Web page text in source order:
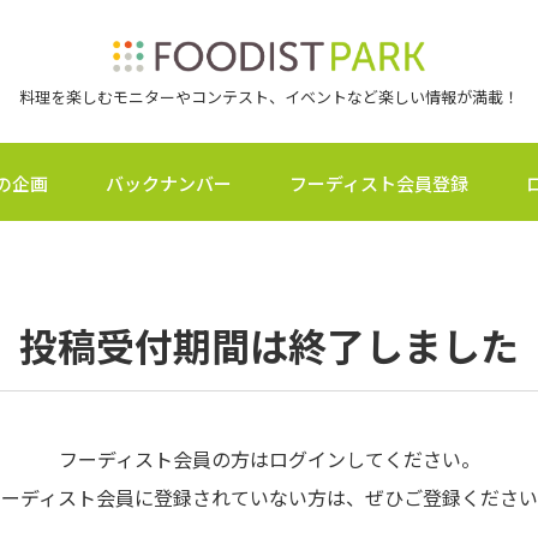
料理を楽しむモニターやコンテスト、イベントなど楽しい情報が満載！
企画 バックナンバー フーディスト会員登録
投稿受付期間は終了しました
フーディスト会員の方はログインしてください。
ディスト会員に登録されていない方は、ぜひご登録ください